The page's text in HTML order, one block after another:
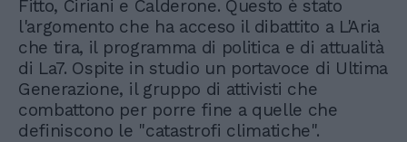
Fitto, Ciriani e Calderone. Questo è stato
l'argomento che ha acceso il dibattito a L'Aria
che tira, il programma di politica e di attualità
di La7. Ospite in studio un portavoce di Ultima
Generazione, il gruppo di attivisti che
combattono per porre fine a quelle che
definiscono le "catastrofi climatiche".